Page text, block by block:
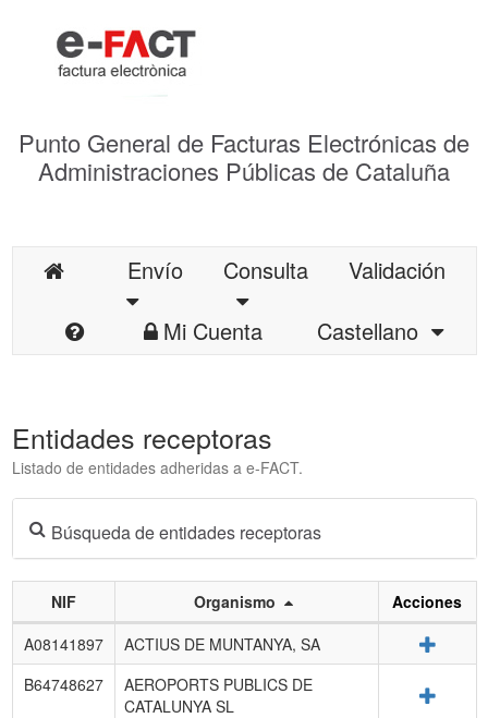
Punto General de Facturas Electrónicas de
Administraciones Públicas de Cataluña
Envío Consulta
Validación
Mi Cuenta
Castellano
Entidades receptoras
Listado de entidades adheridas a e-FACT.
Búsqueda de entidades receptoras
Listado
de
entidades
NIF Organismo
Acciones
A08141897
ACTIUS DE MUNTANYA, SA
B64748627
AEROPORTS PUBLICS DE
CATALUNYA SL